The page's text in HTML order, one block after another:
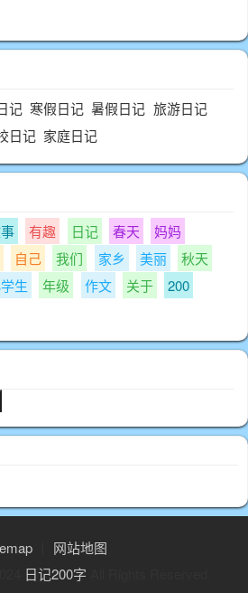
记 寒假日记 暑假日记 旅游日记
日记 家庭日记
有趣 日记 春天
妈妈
自己 我们 家乡 美丽
秋天
生 年级 作文 关于
200
丨 网站地图
日记200字